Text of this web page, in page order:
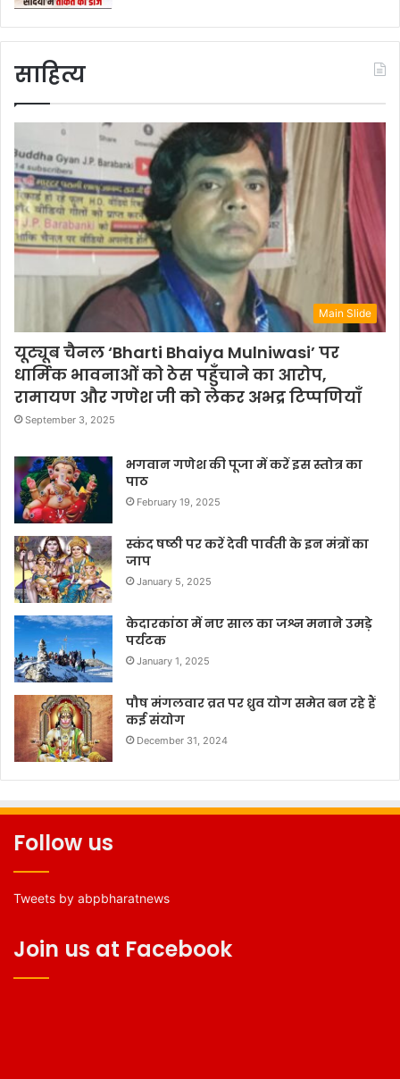
साहित्य
Main Slide
यूट्यूब चैनल ‘Bharti Bhaiya Mulniwasi’ पर
धार्मिक भावनाओं को ठेस पहुँचाने का आरोप,
रामायण और गणेश जी को लेकर अभद्र टिप्पणियाँ
September 3, 2025
भगवान गणेश की पूजा में करें इस स्तोत्र का
पाठ
February 19, 2025
स्कंद षष्ठी पर करें देवी पार्वती के इन मंत्रों का
जाप
January 5, 2025
केदारकांठा में नए साल का जश्न मनाने उमड़े
पर्यटक
January 1, 2025
पौष मंगलवार व्रत पर ध्रुव योग समेत बन रहे हैं
कई संयोग
December 31, 2024
Follow us
Tweets by abpbharatnews
Join us at Facebook